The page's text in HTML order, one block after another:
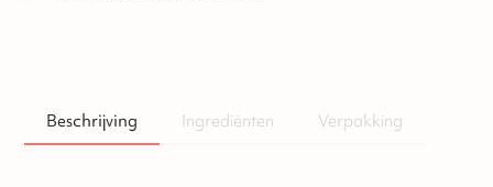
Beschrijving Ingrediënten Verpakking